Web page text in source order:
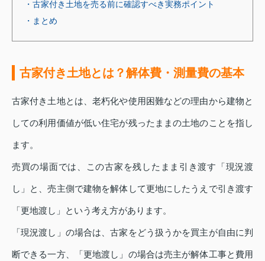
・古家付き土地を売る前に確認すべき実務ポイント
・まとめ
古家付き土地とは？解体費・測量費の基本
古家付き土地とは、老朽化や使用困難などの理由から建物と
しての利用価値が低い住宅が残ったままの土地のことを指し
ます。
売買の場面では、この古家を残したまま引き渡す「現況渡
し」と、売主側で建物を解体して更地にしたうえで引き渡す
「更地渡し」という考え方があります。
「現況渡し」の場合は、古家をどう扱うかを買主が自由に判
断できる一方、「更地渡し」の場合は売主が解体工事と費用